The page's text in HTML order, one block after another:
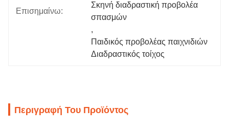
Επισημαίνω:
Σκηνή διαδραστική προβολέα
σπασμών
,
Παιδικός προβολέας παιχνιδιών
Διαδραστικός τοίχος
Περιγραφή Του Προϊόντος